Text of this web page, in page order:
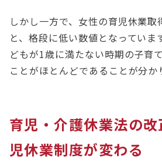
しかし一方で、女性の育児休業
と、格段に低い数値となっていま
どもが1歳に満たない時期の子育
ことがほとんどであることが分か
育児・介護休業法の
児休業制度が変わる